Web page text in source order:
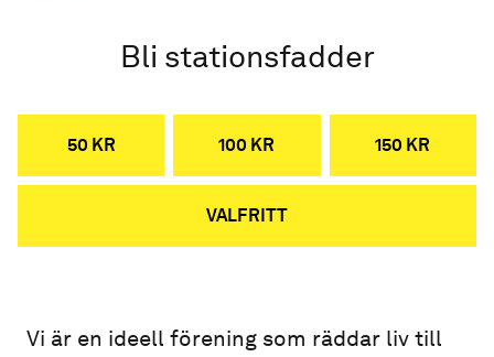
Bli stationsfadder
50 KR 100 KR 150 KR
VALFRITT
Vi är en ideell förening som räddar liv till